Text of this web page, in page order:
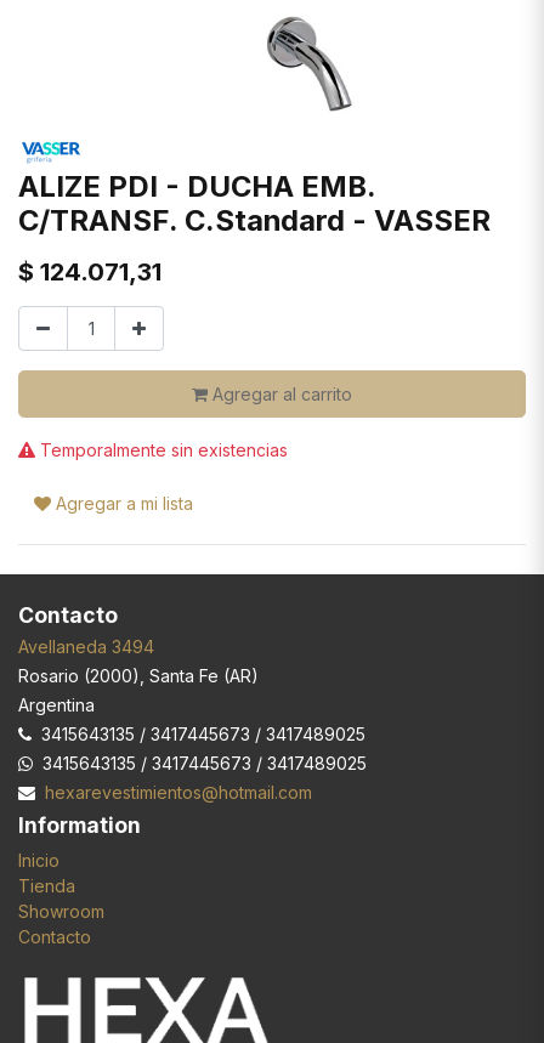
ALIZE PDI - DUCHA EMB.
C/TRANSF. C.Standard - VASSER
$ 124.071,31
Agregar al carrito
Temporalmente sin existencias
Agregar a mi lista
Contacto
Avellaneda 3494
Rosario (2000), Santa Fe (AR)
Argentina
3415643135 / 3417445673 / 3417489025
3415643135 / 3417445673 / 3417489025
hexarevestimientos@hotmail.com
Information
Inicio
Tienda
Showroom
Contacto